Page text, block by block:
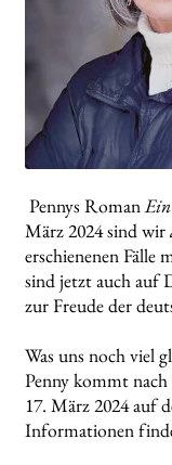
Pennys RomanEin
März 2024 sind wir
erschienenen Fälle
sind jetzt auch auf
zur Freude der
Was uns noch viel
Penny kommt
17. März 2024 auf
Informationen